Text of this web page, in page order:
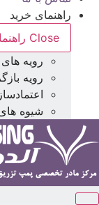
راهنمای خرید
Close راهنمای خرید
رویه
رویه
شیوه